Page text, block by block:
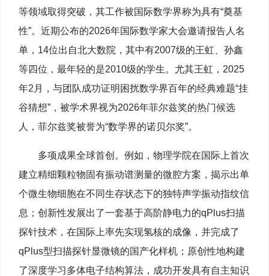
等领域取得突破，其工作被国际数学界称为具有“奠基
性”。近期公布的2026年国际数学家大会邀请报告人名
单，14位出自北大数院，其中有2007级的王虹、孙鑫
等四位，最年轻的是2010级的学生。尤其王虹，2025
年2月，与团队成功证明困扰数学界百年的经典难题“挂
谷猜想”，被学术界视为2026年菲尔兹奖的热门候选
人，菲尔兹奖被誉为“数学界的诺贝尔奖”。
多项成果全球首创。例如，物理学院在国际上首次
建立精细颗粒物固有振动谱测量的微腔方案，揭示出单
个微生物细胞在不同生存状态下的独特声学振动指纹信
息；创新性发展出了一套基于高阶静电力的qPlus扫描
探针技术，在国际上率先实现氢核的成像，并完成了
qPlus型扫描探针显微镜的国产化样机；原创性地构建
了深度学习多体电子结构算法，成功开发具有自主知识